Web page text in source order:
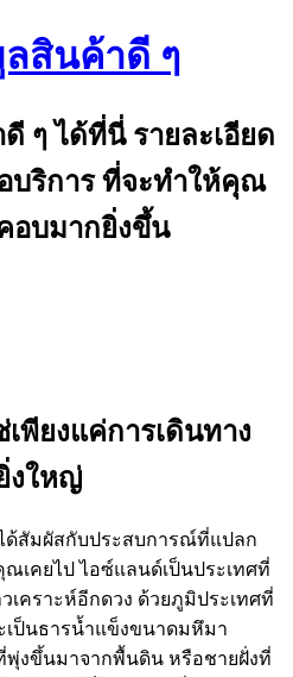
สินค้าดี ๆ
ๆ ได้ที่นี่ รายละเอียด
บริการ ที่จะทำให้คุณ
อบมากยิ่งขึ้น
พียงแค่การเดินทาง
งใหญ่
ด้สัมผัสกับประสบการณ์ที่แปลก
เคยไป ไอซ์แลนด์เป็นประเทศที่
คราะห์อีกดวง ด้วยภูมิประเทศที่
เป็นธารน้ำแข็งขนาดมหึมา
พุ่งขึ้นมาจากพื้นดิน หรือชายฝั่งที่